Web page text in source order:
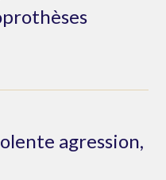
agression,